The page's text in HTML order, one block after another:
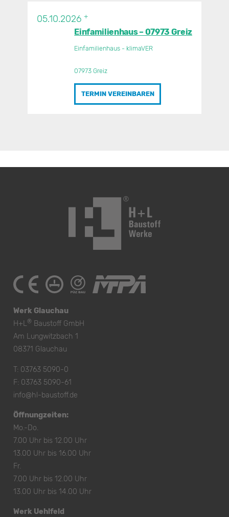
05.10.2026 +
Einfamilienhaus – 07973 Greiz
Einfamilienhaus - klimaVER
07973 Greiz
TERMIN VEREINBAREN
Werk Glauchau
H+L® Baustoff GmbH
Am Lungwitzbach 1
08371 Glauchau
T: 03763 5090-0
F: 03763 5090-61
info@hl-baustoff.de
Öffnungzeiten:
Mo.-Do.
7.00 Uhr bis 12.00 Uhr
13.00 Uhr bis 16.00 Uhr
Fr.
7.00 Uhr bis 12.00 Uhr
13.00 Uhr bis 14.00 Uhr
Werk Uehlfeld